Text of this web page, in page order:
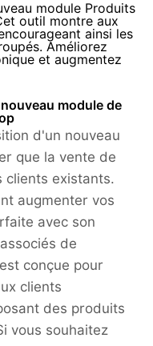
module Produits
outil montre aux
ainsi les
Améliorez
et augmentez
module de
d'un nouveau
que la vente de
clients existants.
augmenter vos
avec son
de
conçue pour
clients
des produits
vous souhaitez